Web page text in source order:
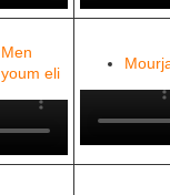
Men
youm eli